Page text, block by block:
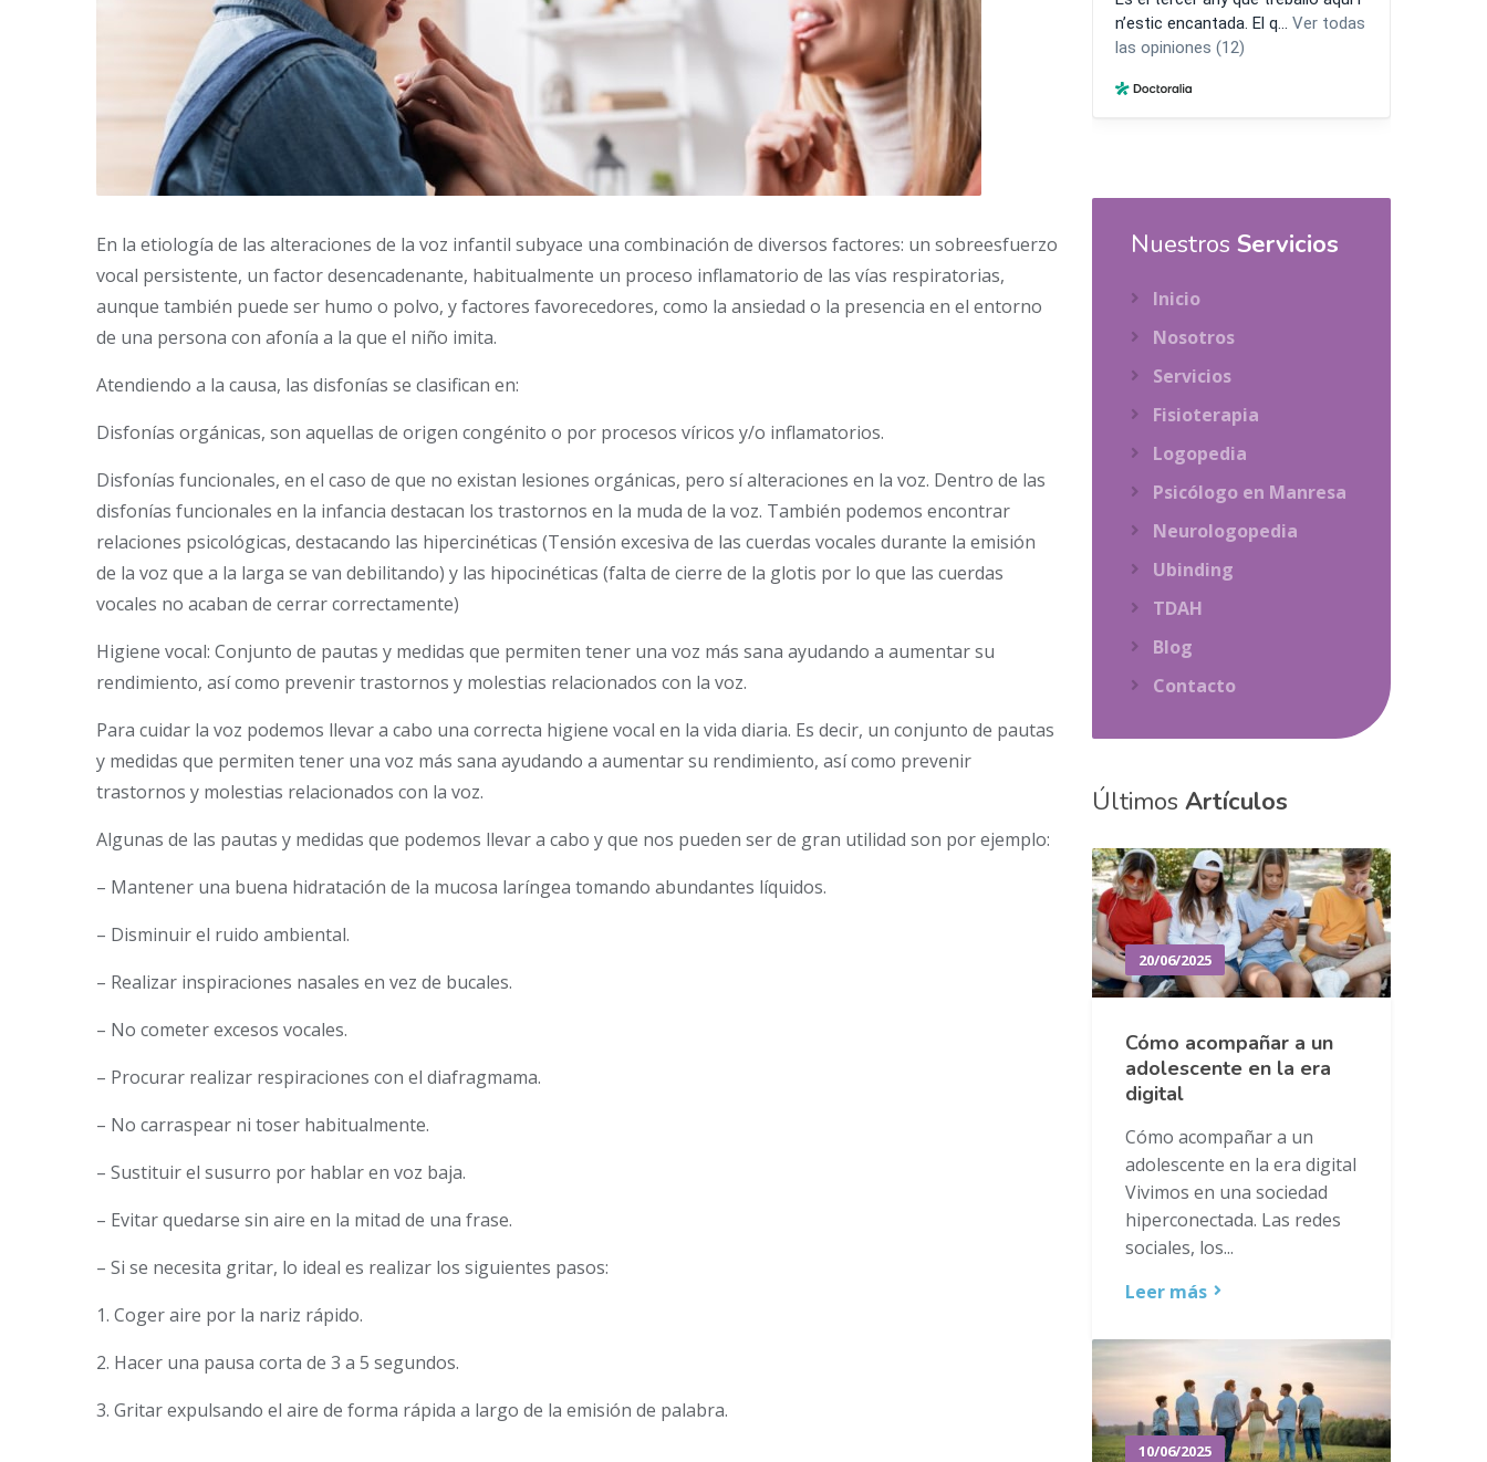
En la etiología de las alteraciones de la voz infantil subyace una combinación de diversos factores: un sobreesfuerzo
vocal persistente, un factor desencadenante, habitualmente un proceso inflamatorio de las vías respiratorias,
aunque también puede ser humo o polvo, y factores favorecedores, como la ansiedad o la presencia en el entorno
de una persona con afonía a la que el niño imita.
Atendiendo a la causa, las disfonías se clasifican en:
Disfonías orgánicas, son aquellas de origen congénito o por procesos víricos y/o inflamatorios.
Disfonías funcionales, en el caso de que no existan lesiones orgánicas, pero sí alteraciones en la voz. Dentro de las
disfonías funcionales en la infancia destacan los trastornos en la muda de la voz. También podemos encontrar
relaciones psicológicas, destacando las hipercinéticas (Tensión excesiva de las cuerdas vocales durante la emisión
de la voz que a la larga se van debilitando) y las hipocinéticas (falta de cierre de la glotis por lo que las cuerdas
vocales no acaban de cerrar correctamente)
Higiene vocal: Conjunto de pautas y medidas que permiten tener una voz más sana ayudando a aumentar su
rendimiento, así como prevenir trastornos y molestias relacionados con la voz.
Para cuidar la voz podemos llevar a cabo una correcta higiene vocal en la vida diaria. Es decir, un conjunto de pautas
y medidas que permiten tener una voz más sana ayudando a aumentar su rendimiento, así como prevenir
trastornos y molestias relacionados con la voz.
Algunas de las pautas y medidas que podemos llevar a cabo y que nos pueden ser de gran utilidad son por ejemplo:
– Mantener una buena hidratación de la mucosa laríngea tomando abundantes líquidos.
– Disminuir el ruido ambiental.
– Realizar inspiraciones nasales en vez de bucales.
– No cometer excesos vocales.
– Procurar realizar respiraciones con el diafragmama.
– No carraspear ni toser habitualmente.
– Sustituir el susurro por hablar en voz baja.
– Evitar quedarse sin aire en la mitad de una frase.
– Si se necesita gritar, lo ideal es realizar los siguientes pasos:
1. Coger aire por la nariz rápido.
2. Hacer una pausa corta de 3 a 5 segundos.
3. Gritar expulsando el aire de forma rápida a largo de la emisión de palabra.
Nuestros Servicios
Inicio
Nosotros
Servicios
Fisioterapia
Logopedia
Psicólogo en Manresa
Neurologopedia
Ubinding
TDAH
Blog
Contacto
Últimos Artículos
20/06/2025
Cómo acompañar a un
adolescente en la era
digital
Cómo acompañar a un
adolescente en la era digital
Vivimos en una sociedad
hiperconectada. Las redes
sociales, los...
Leer más
10/06/2025